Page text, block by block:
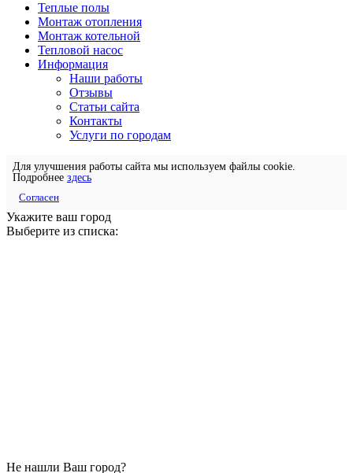
Теплые полы
Монтаж отопления
Монтаж котельной
Тепловой насос
Информация
Наши работы
Отзывы
Статьи сайта
Контакты
Услуги по городам
Для улучшения работы сайта мы используем файлы cookie.
Подробнее здесь
Согласен
Укажите ваш город
Выберите из списка:
Не нашли Ваш город?